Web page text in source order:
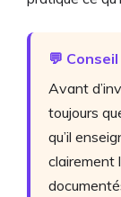
💬 Conseil
Avant
toujours
qu’il
clairement